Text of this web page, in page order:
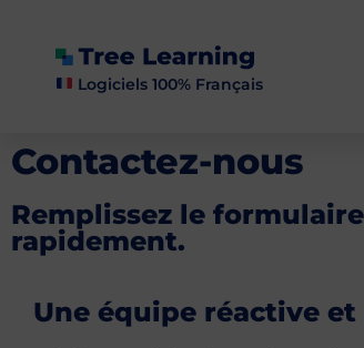
Logiciels 100% Français
Contactez-nous
Remplissez le
rapidement.
Une équipe réactive